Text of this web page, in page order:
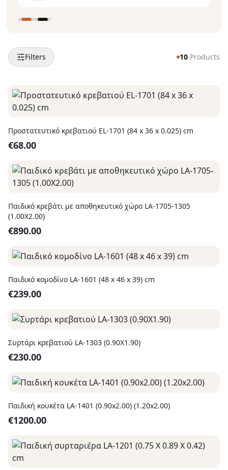
Filters 10 Products
Προστατευτικό κρεβατιού EL-1701 (84 x 36 x 0.025) cm
€68.00
Παιδικό κρεβάτι με αποθηκευτικό χώρο LA-1705-1305
(1.00Χ2.00)
€890.00
Παιδικό κομοδίνο LA-1601 (48 x 46 x 39) cm
€239.00
Συρτάρι κρεβατιού LA-1303 (0.90X1.90)
€230.00
Παιδική κουκέτα LA-1401 (0.90x2.00) (1.20x2.00)
€1200.00